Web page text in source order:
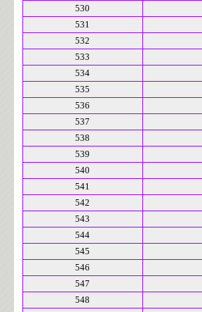
530
531
532
533
534
535
536
537
538
539
540
541
542
543
544
545
546
547
548